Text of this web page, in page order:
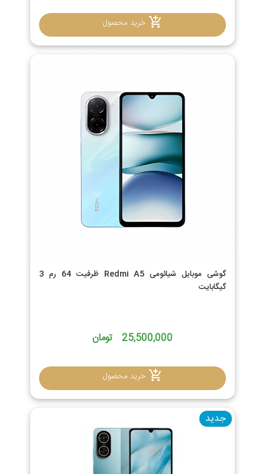
خرید محصول
گوشی موبایل شیائومی Redmi A5 ظرفیت 64 رم 3
گیگابایت
25,500,000 تومان
خرید محصول
جدید